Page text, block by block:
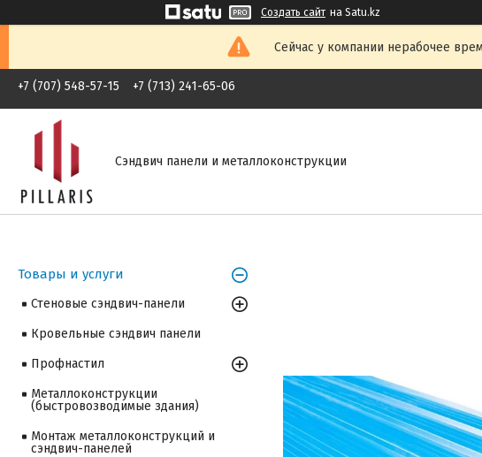
Создать сайт на Satu.kz
Сейчас у компании нерабочее
+7 (707) 548-57-15 +7 (713) 241-65-06
Сэндвич панели и металлоконструкции
Товары и услуги
Стеновые сэндвич-панели
Кровельные сэндвич панели
Профнастил
Металлоконструкции
(быстровозводимые здания)
Монтаж металлоконструкций и
сэндвич-панелей